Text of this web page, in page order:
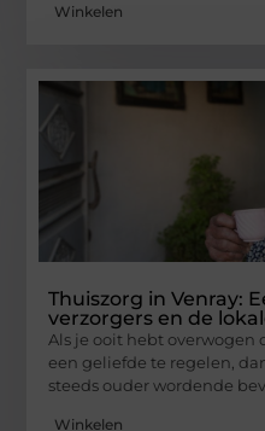
Winkelen
Thuiszorg in Venray:
verzorgers en de
Als je ooit hebt overwogen
een geliefde te regelen,
steeds ouder wordende
Winkelen